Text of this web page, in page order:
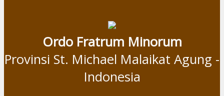
Ordo Fratrum Minorum
Provinsi St. Michael Malaikat Agung -
Indonesia